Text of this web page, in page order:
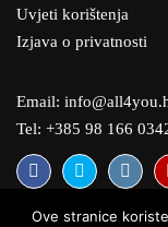
Uvjeti korištenja
Izjava o privatnosti
Email:
Tel: +385 98 166
Ove stranice